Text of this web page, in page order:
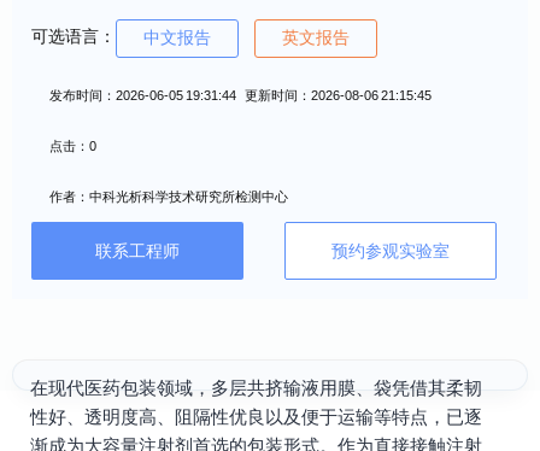
可选语言： 中文报告 英文报告
发布时间：2026-06-05 19:31:44 更新时间：2026-08-06 21:15:45
点击：0
作者：中科光析科学技术研究所检测中心
联系工程师 预约参观实验室
在现代医药包装领域，多层共挤输液用膜、袋凭借其柔韧
性好、透明度高、阻隔性优良以及便于运输等特点，已逐
渐成为大容量注射剂首选的包装形式。作为直接接触注射